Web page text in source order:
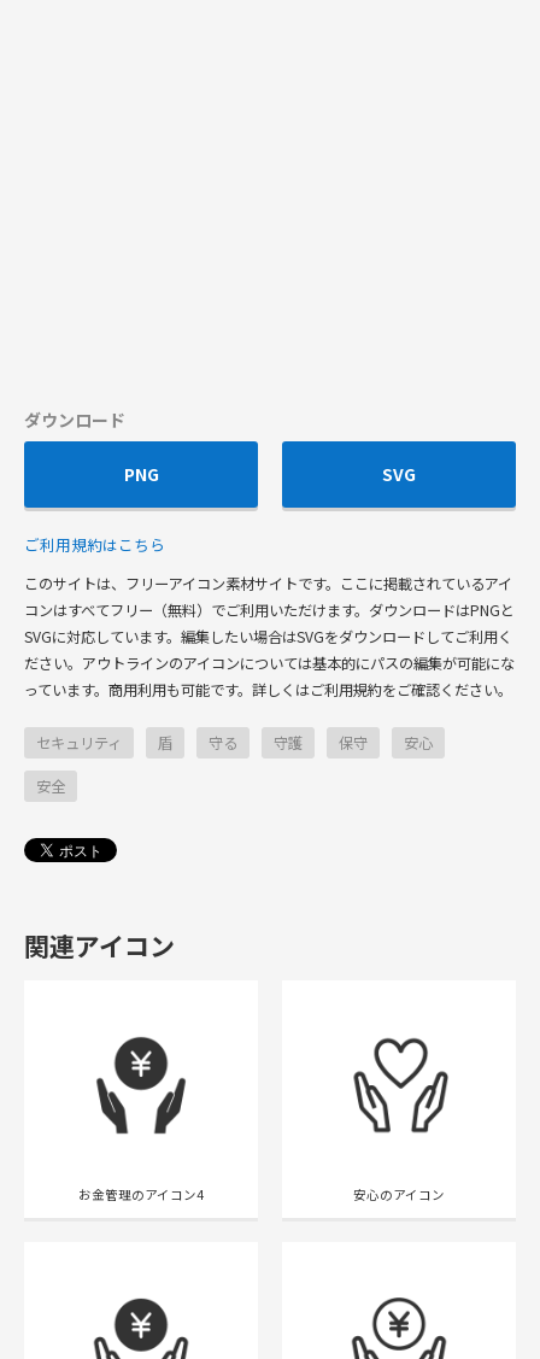
ダウンロード
PNG SVG
ご利用規約はこちら
このサイトは、フリーアイコン素材サイトです。ここに掲載されているアイ
コンはすべてフリー（無料）でご利用いただけます。ダウンロードはPNGと
SVGに対応しています。編集したい場合はSVGをダウンロードしてご利用く
ださい。アウトラインのアイコンについては基本的にパスの編集が可能にな
っています。商用利用も可能です。詳しくはご利用規約をご確認ください。
セキュリティ 盾 守る 守護 保守
安心
安全
関連アイコン
お金管理のアイコン4 安心のアイコン